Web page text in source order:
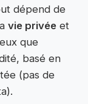
dépend de
vie privéeet
que
basé en
(pas de